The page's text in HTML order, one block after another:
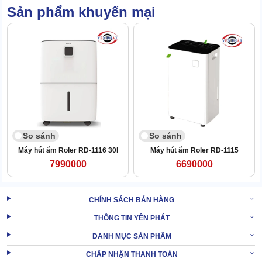
Hoạt động với cường độ cao, xử lý ẩm hiệu quả nhưng Roler RD
1112 lại vận hành cực êm.
Âm thanh phát ra không thể nghe rõ trong điều kiện thường, trừ
Sản phẩm khuyến mại
So sánh
Máy hút ẩm Roler RD-1116 30l
7990000
So sánh
Máy hút ẩm Roler RD-1115
6690000
CHÍNH SÁCH BÁN HÀNG
THÔNG TIN YÊN PHÁT
DANH MỤC SẢN PHẨM
CHẤP NHẬN THANH TOÁN